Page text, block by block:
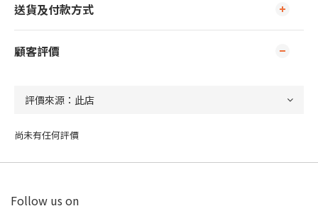
送貨及付款方式
顧客評價
尚未有任何評價
Follow us on